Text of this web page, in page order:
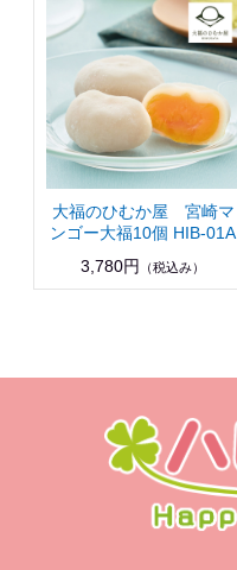
大福のひむか屋 宮崎マ
ンゴー大福10個 HIB-01A
3,780円
（税込み）